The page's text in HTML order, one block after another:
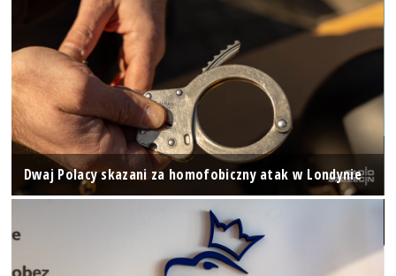
Dwaj Polacy skazani za homofobiczny atak w Londynie